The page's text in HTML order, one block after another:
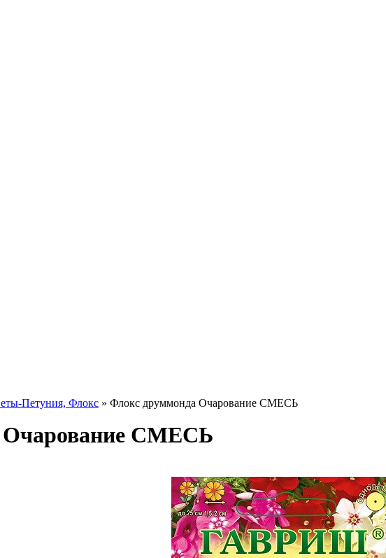
Петуния, Флокс » Флокс друммонда Очарование СМЕСЬ
Очарование СМЕСЬ